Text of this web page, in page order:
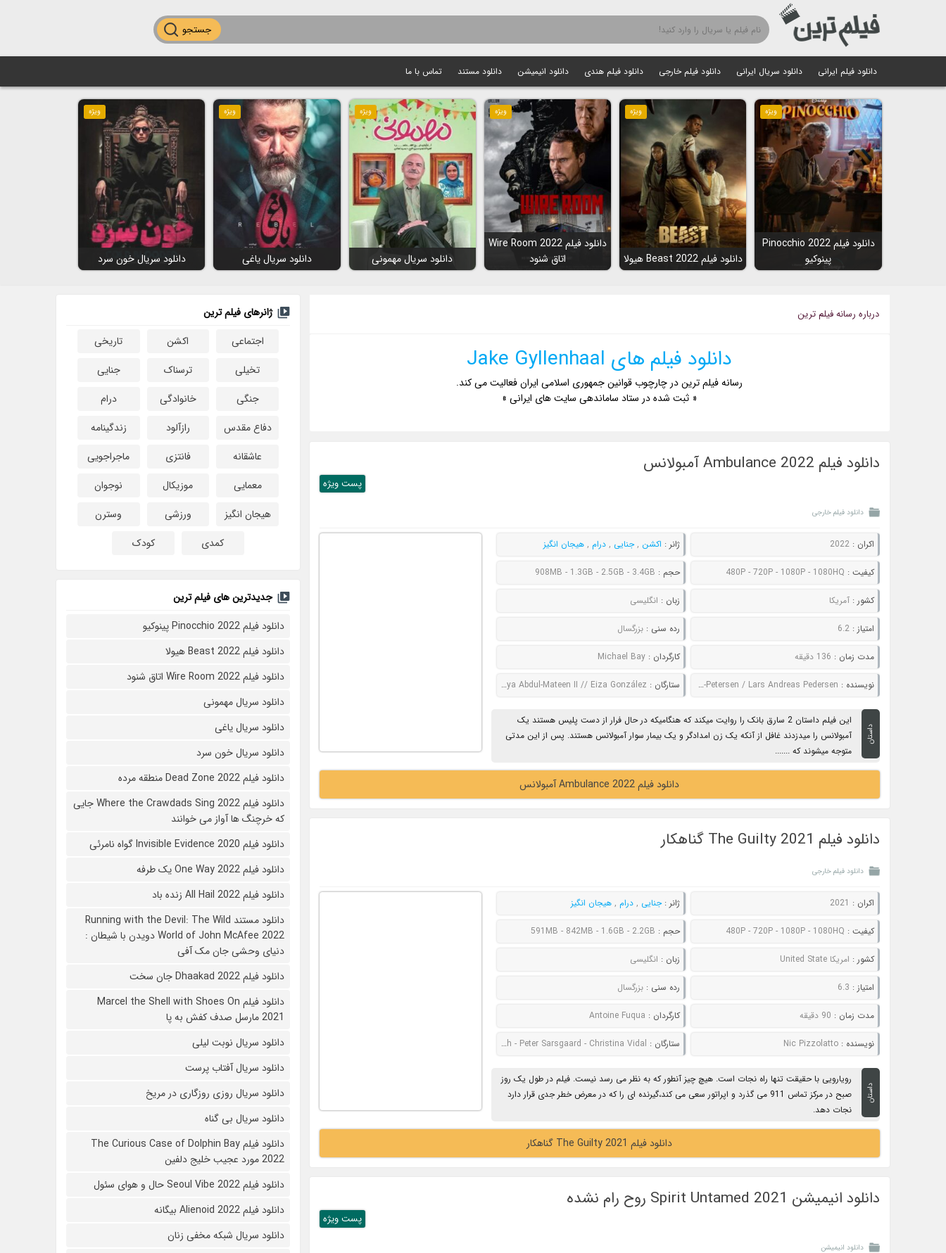
جستجو
دانلود فیلم ایرانی دانلود سریال ایرانی دانلود فیلم خارجی دانلود فیلم هندی دانلود انیمیشن دانلود مستند تماس با ما
ویژه
دانلود فیلم Pinocchio 2022
پینوکیو
ویژه
دانلود فیلم Beast 2022 هیولا
ویژه
دانلود فیلم Wire Room 2022
اتاق شنود
ویژه
دانلود سریال مهمونی
ویژه
دانلود سریال یاغی
ویژه
دانلود سریال خون سرد
درباره رسانه فیلم ترین
دانلود فیلم های Jake Gyllenhaal
رسانه فیلم ترین در چارچوب قوانین جمهوری اسلامی ایران فعالیت می کند.
« ثبت شده در ستاد ساماندهی سایت های ایرانی »
دانلود فیلم Ambulance 2022 آمبولانس
پست ويژه
دانلود فیلم خارجی
اکران :2022 ژانر : اکشن ,جنایی ,درام ,هیجان انگیز
کیفیت : 480P - 720P - 1080P - 1080HQ حجم : 908MB - 1.3GB - 2.5GB - 3.4GB
کشور :آمریکا زبان : انگلیسی
امتیاز :6.2 رده سنی :بزرگسال
مدت زمان : 136 دقیقه کارگردان :Michael Bay
نویسنده : Chris Fedak / Laurits Munch-Petersen / Lars Andreas Pedersen ستارگان : Jake Gyllenhaal // Yahya Abdul-Mateen II // Eiza González
داستان
این فیلم داستان 2 سارق بانک را روایت میکند که هنگامیکه در حال فرار از دست پلیس هستند یک
آمبولانس را میدزدند غافل از آنکه یک زن امدادگر و یک بیمار سوار آمبولانس هستند. پس از این مدتی
متوجه میشوند که .......
دانلود فیلم Ambulance 2022 آمبولانس
دانلود فیلم The Guilty 2021 گناهکار
دانلود فیلم خارجی
اکران : 2021 ژانر :جنایی ,درام ,هیجان انگیز
کیفیت : 480P - 720P - 1080P - 1080HQ حجم : 591MB - 842MB - 1.6GB - 2.2GB
کشور : امریکا United State زبان : انگلیسی
امتیاز : 6.3 رده سنی :بزرگسال
مدت زمان : 90 دقیقه کارگردان : Antoine Fuqua
نویسنده :Nic Pizzolatto ستارگان : Jake Gyllenhaal - Riley Keough - Peter Sarsgaard - Christina Vidal
داستان
رویارویی با حقیقت تنها راه نجات است. هیچ چیز آنطور که به نظر می رسد نیست. فیلم در طول یک روز
صبح در مرکز تماس 911 می گذرد و اپراتور سعی می کند،گیرنده ای را که در معرض خطر جدی قرار دارد
نجات دهد.
دانلود فیلم The Guilty 2021 گناهکار
دانلود انیمیشن Spirit Untamed 2021 روح رام نشده
پست ويژه
دانلود انیمیشن
ژانرهای فیلم ترین
اجتماعی
اکشن
تاریخی
تخیلی
ترسناک
جنایی
جنگی
خانوادگی
درام
دفاع مقدس
رازآلود
زندگینامه
عاشقانه
فانتزی
ماجراجویی
معمایی
موزیکال
نوجوان
هیجان انگیز
ورزشی
وسترن
کمدی
کودک
جدیدترین های فیلم ترین
دانلود فیلم Pinocchio 2022 پینوکیو
دانلود فیلم Beast 2022 هیولا
دانلود فیلم Wire Room 2022 اتاق شنود
دانلود سریال مهمونی
دانلود سریال یاغی
دانلود سریال خون سرد
دانلود فیلم 2022 Dead Zone منطقه مرده
دانلود فیلم Where the Crawdads Sing 2022 جایی
که خرچنگ ها آواز می خوانند
دانلود فیلم 2020 Invisible Evidence گواه نامرئی
دانلود فیلم One Way 2022 یک طرفه
دانلود فیلم All Hail 2022 زنده باد
دانلود مستند Running with the Devil: The Wild
World of John McAfee 2022 دویدن با شیطان :
دنیای وحشی جان مک آفی
دانلود فیلم Dhaakad 2022 جان سخت
دانلود فیلم Marcel the Shell with Shoes On
2021 مارسل صدف کفش به پا
دانلود سریال نوبت لیلی
دانلود سریال آفتاب پرست
دانلود سریال روزی روزگاری در مریخ
دانلود سریال بی گناه
دانلود فیلم The Curious Case of Dolphin Bay
2022 مورد عجیب خلیج دلفین
دانلود فیلم Seoul Vibe 2022 حال و هوای سئول
دانلود فیلم Alienoid 2022 بیگانه
دانلود سریال شبکه مخفی زنان